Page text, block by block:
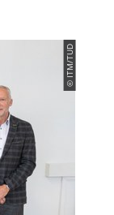
© ITM/TUD